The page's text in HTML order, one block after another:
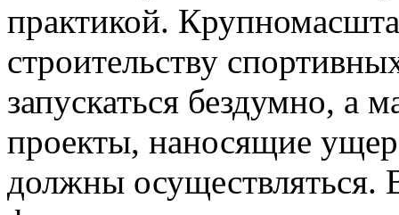
практикой.
строительству
запускаться бездумно, а
проекты, наносящие
должны